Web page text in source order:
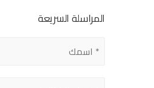
المراسلة السريعة